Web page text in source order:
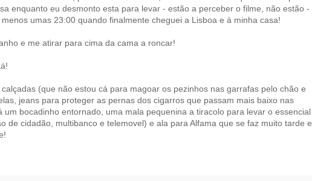
enquanto eu desmonto esta para levar - estão a perceber o filme, não estão -
umas 23:00 quando finalmente cheguei a Lisboa e à minha casa!
e me atirar para cima da cama a roncar!
(que não estou cá para magoar os pezinhos nas garrafas pelo chão e
jeans para proteger as pernas dos cigarros que passam mais baixo nas
um bocadinho entornado, uma mala pequenina a tiracolo para levar o essencial
de cidadão, multibanco e telemovel) e ala para Alfama que se faz muito tarde e